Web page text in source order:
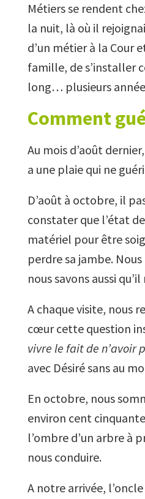
Métiers se rendent
la nuit, là où il
d’un métier à la Cour
famille, de s’installer
long… plusieurs
Comment
Au mois d’août
a une plaie qui ne
D’août à octobre, il
constater que l’état
matériel pour être
perdre sa jambe.
nous savons aussi
A chaque visite, nous
cœur cette question
vivre le fait de n’avoir
avec Désiré sans au
En octobre, nous
environ cent
l’ombre d’un arbre à
nous conduire.
A notre arrivée,